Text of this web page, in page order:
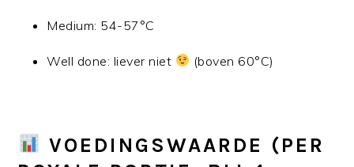
Medium: 54-57°C
Well done: liever niet (boven 60°C)
VOEDINGSWAARDE (PER